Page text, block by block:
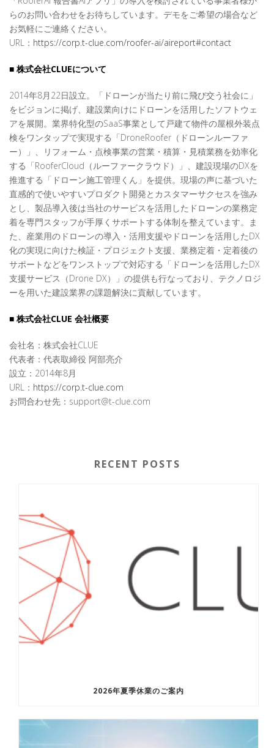
らのお問い合わせをお待ちしています。デモをご希望の場合など
お気軽にご連絡ください。
URL： https://corp.t-clue.com/roofer-ai/aireport#contact
■ 株式会社CLUEについて
2014年8月22日設立。「ドローンが当たり前に飛び交う社会に」
をビジョンに掲げ、建設業向けにドローンを活用したソフトウェ
アを展開。業界特化型のSaaS事業として戸建て物件の屋根外装点
検をワンタップで実現する「DroneRoofer（ドローンルーファ
ー）」、リフォーム・点検事業の営業・積算・見積業務を効率化
する「RooferCloud（ルーファークラウド）」、建設現場のDXを
推進する「ドローン施工管理くん」を提供。現場の声に基づいた
直感的で使いやすいプロダクト開発とカスタマーサクセスを強み
とし、製品導入後は当社のサービスを活用したドローンの業務定
着を専門スタッフが手厚くサポートする体制を整えています。ま
た、産業用のドローンの導入・活用支援やドローンを活用したDX
化の実現に向けた検証・プロジェクト支援、業務定着・定着後の
サポートなどをワンストップで対応する「ドローンを活用したDX
支援サービス（Drone DX）」の提供も行なっており、テクノロジ
ーを用いた建設業界の課題解決に貢献しています。
■ 株式会社CLUE 会社概要
会社名：株式会社CLUE
代表者：代表取締役 阿部亮介
設立：2014年8月
URL： https://corp.t-clue.com
お問合わせ先：support@t-clue.com
RECENT POSTS
2026年夏季休業のご案内